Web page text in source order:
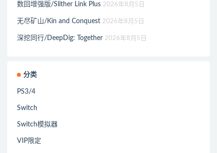
数回增强版/Slither Link Plus 2026年8月5日
无尽矿山/Kin and Conquest 2026年8月5日
深挖同行/DeepDig: Together 2026年8月5日
分类
PS3/4
Switch
Switch模拟器
VIP限定